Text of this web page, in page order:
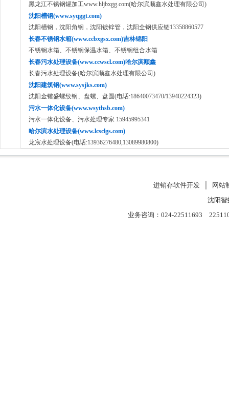
黑龙江不锈钢罐加工www.hljbxgg.com(哈尔滨顺鑫水处理有限公司)
沈阳槽钢(www.syqggt.com)
沈阳槽钢，沈阳角钢，沈阳镀锌管，沈阳全钢供应链13358860577
长春不锈钢水箱(www.ccbxgsx.com)吉林锦阳
不锈钢水箱、不锈钢保温水箱、不锈钢组合水箱
长春污水处理设备(www.ccwscl.com)哈尔滨顺鑫
长春污水处理设备(哈尔滨顺鑫水处理有限公司)
沈阳建筑钢(www.sysjks.com)
沈阳金锴盛螺纹钢、盘螺、盘圆(电话:18640073470/13940224323)
污水一体化设备(www.wsythsb.com)
污水一体化设备、污水处理专家 15945995341
哈尔滨水处理设备(www.lcsclgs.com)
龙宸水处理设备(电话:13936276480,13089980800)
进销存软件开发│
网站
沈阳
业务咨询：024-22511693